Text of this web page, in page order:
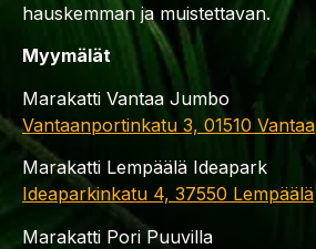
hauskemman ja muistettavan.
Myymälät
Marakatti Vantaa Jumbo
Vantaanportinkatu 3, 01510 Vantaa
Marakatti Lempäälä Ideapark
Ideaparkinkatu 4, 37550 Lempäälä
Marakatti Pori Puuvilla